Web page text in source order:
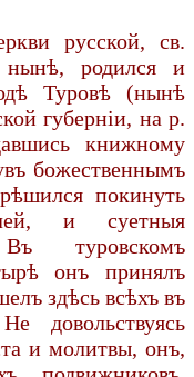
русской, св.
нынѣ, родился и
Туровѣ (нынѣ
губерніи, на р.
книжному
божественнымъ
покинуть
и суетныя
туровскомъ
онъ принялъ
здѣсь всѣхъ въ
довольствуясь
и молитвы, онъ,